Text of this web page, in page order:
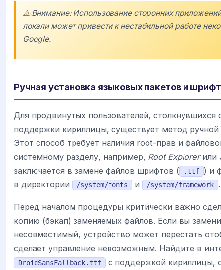
⚠️ Внимание: Использование сторонних
локали может привести к нестабильной работе
Google.
Ручная установка языковых пакетов и
Для продвинутых пользователей, столкнувшихся
поддержки кириллицы, существует метод
Этот способ требует наличия root-прав и
системному разделу, например, Root Explorerили
заключается в замене файлов шрифтов (
.ttf
) и
в директории
/system/fonts и /system/framework .
Перед началом процедуры критически важно
копию (бэкап) заменяемых файлов. Если вы
несовместимый, устройство может перестать
сделает управление невозможным. Найдите в
DroidSansFallback.ttf
с поддержкой кириллицы,